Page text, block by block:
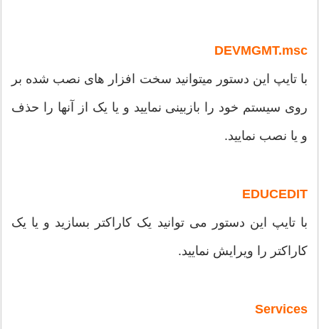
DEVMGMT.msc
با تایپ این دستور میتوانید سخت افزار های نصب شده بر
روی سیستم خود را بازبینی نمایید و یا یک از آنها را حذف
و یا نصب نمایید.
EDUCEDIT
با تایپ این دستور می توانید یک کاراکتر بسازید و یا یک
کاراکتر را ویرایش نمایید.
Services